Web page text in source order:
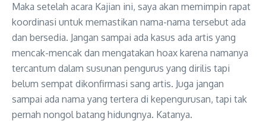
Maka setelah acara Kajian ini, saya akan memimpin rapat
koordinasi untuk memastikan nama-nama tersebut ada
dan bersedia. Jangan sampai ada kasus ada artis yang
mencak-mencak dan mengatakan hoax karena namanya
tercantum dalam susunan pengurus yang dirilis tapi
belum sempat dikonfirmasi sang artis. Juga jangan
sampai ada nama yang tertera di kepengurusan, tapi tak
pernah nongol batang hidungnya. Katanya.